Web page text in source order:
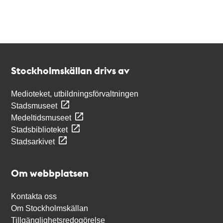
Stockholmskällan drivs av
Medioteket, utbildningsförvaltningen
Stadsmuseet
Medeltidsmuseet
Stadsbiblioteket
Stadsarkivet
Om webbplatsen
Kontakta oss
Om Stockholmskällan
Tillgänglighetsredogörelse